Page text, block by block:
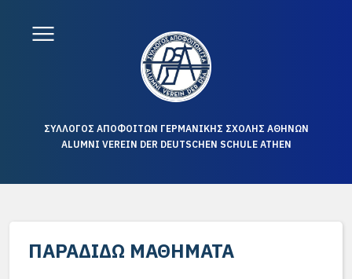
ΣΥΛΛΟΓΟΣ ΑΠΟΦΟΙΤΩΝ ΓΕΡΜΑΝΙΚΗΣ ΣΧΟΛΗΣ ΑΘΗΝΩΝ
ALUMNI VEREIN DER DEUTSCHEN SCHULE ATHEN
ΠΑΡΑΔΊΔΩ ΜΑΘΉΜΑΤΑ